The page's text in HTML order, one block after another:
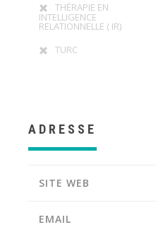
THÉRAPIE EN
INTELLIGENCE
RELATIONNELLE ( IR)
TURC
ADRESSE
SITE WEB
EMAIL